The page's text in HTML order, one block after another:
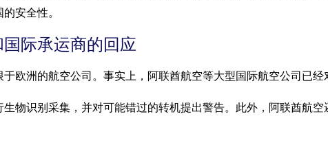
安全性。
际承运商的回应
欧洲的航空公司。事实上，阿联酋航空等大型国际航空公司已经
物识别采集，并对可能错过的转机提出警告。此外，阿联酋航